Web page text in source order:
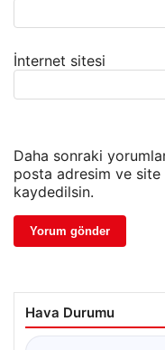
İnternet sitesi
Daha sonraki
posta adresim ve site
kaydedilsin.
Hava Durumu